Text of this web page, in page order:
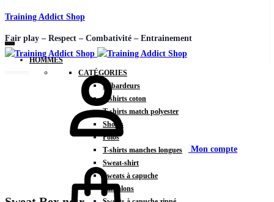
Training Addict Shop
Fair play – Respect – Combativité – Entrainement
HOMMES
CATÉGORIES
Débardeurs
T-shirts coton
T-shirts match polyester
Shorts
Polos
T-shirts manches longues
Sweat-shirt
Sweats à capuche
Pantalons
Mon compte